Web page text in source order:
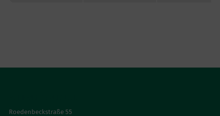
Roedenbeckstraße 55